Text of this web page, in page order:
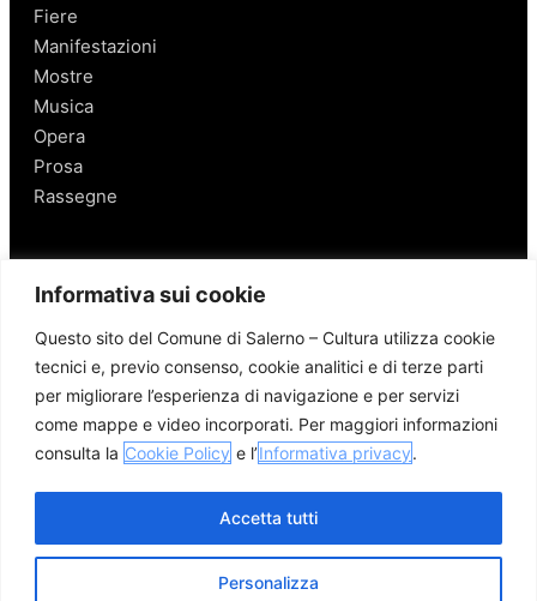
Informativa sui cookie
Questo sito del Comune di Salerno – Cultura utilizza cookie
tecnici e, previo consenso, cookie analitici e di terze parti
per migliorare l’esperienza di navigazione e per servizi
come mappe e video incorporati. Per maggiori informazioni
consulta la Cookie Policy e l’Informativa privacy.
Personalizza
Accetta tutti
Fiere
Manifestazioni
Mostre
Musica
Opera
Prosa
Rassegne
Salerno
Personaggi
Enogastronomia
Mobilità a Salerno
Luoghi nei Dintorni
Link utili